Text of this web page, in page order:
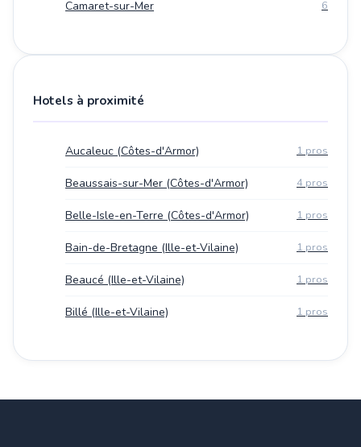
Camaret-sur-Mer 6
Hotels à proximité
Aucaleuc (Côtes-d'Armor) 1 pros
Beaussais-sur-Mer (Côtes-d'Armor) 4 pros
Belle-Isle-en-Terre (Côtes-d'Armor) 1 pros
Bain-de-Bretagne (Ille-et-Vilaine) 1 pros
Beaucé (Ille-et-Vilaine) 1 pros
Billé (Ille-et-Vilaine) 1 pros